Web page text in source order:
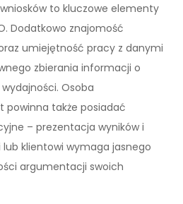
to kluczowe elementy
Dodatkowo znajomość
umiejętność pracy z danymi
zbierania informacji o
Osoba
powinna także posiadać
– prezentacja wyników i
lub klientowi wymaga jasnego
argumentacji swoich